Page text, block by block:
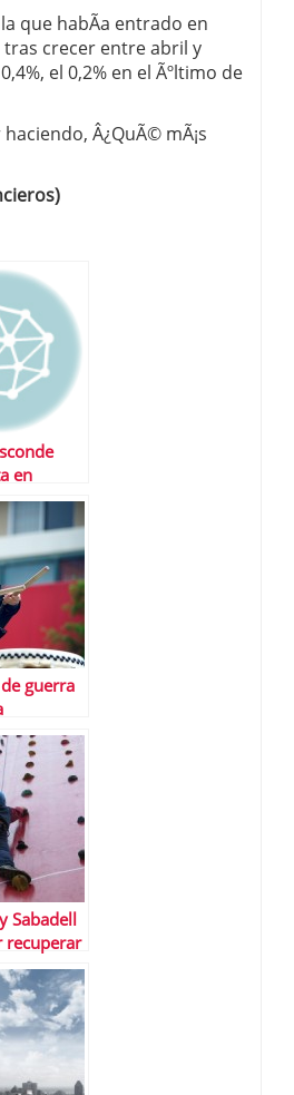
que habÃ­a entrado en
tras crecer entre abril y
el 0,2% en el Ãºltimo de
Â¿QuÃ© mÃ¡s
en
guerra
Sabadell
recuperar
Bolsa